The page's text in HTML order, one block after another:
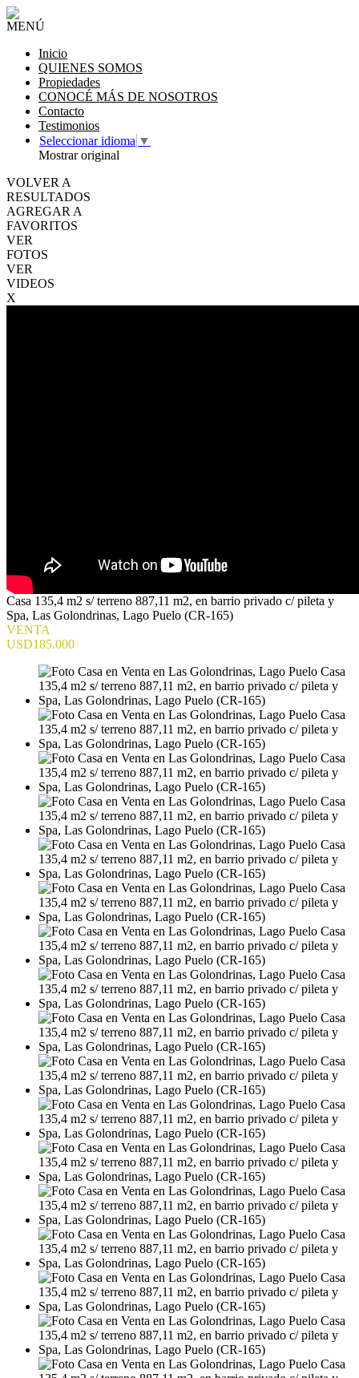
MENÚ
Inicio
QUIENES SOMOS
Propiedades
CONOCÉ MÁS DE NOSOTROS
Contacto
Testimonios
Seleccionar idioma ▼
Mostrar original
VOLVER A
RESULTADOS
AGREGAR A
FAVORITOS
VER
FOTOS
VER
VIDEOS
X
Casa 135,4 m2 s/ terreno 887,11 m2, en barrio privado c/ pileta y
Spa, Las Golondrinas, Lago Puelo (CR-165)
VENTA
USD185.000